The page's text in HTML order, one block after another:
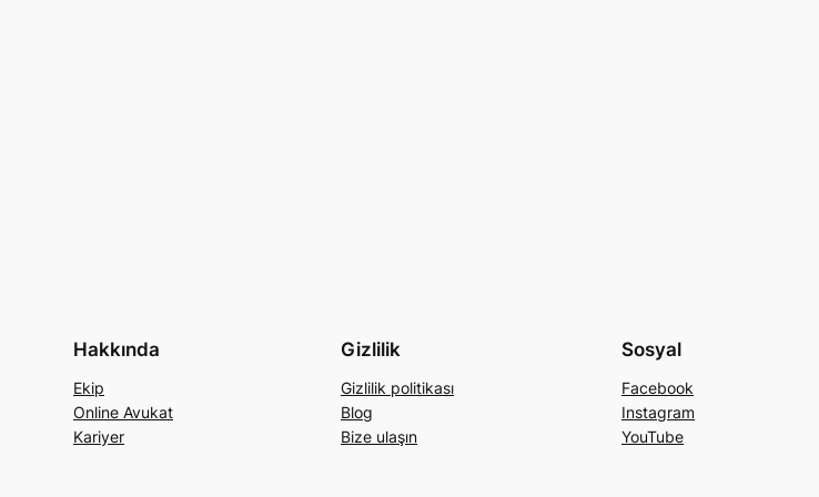
Hakkında
Ekip
Online Avukat
Kariyer
Gizlilik
Gizlilik politikası
Blog
Bize ulaşın
Sosyal
Facebook
Instagram
YouTube